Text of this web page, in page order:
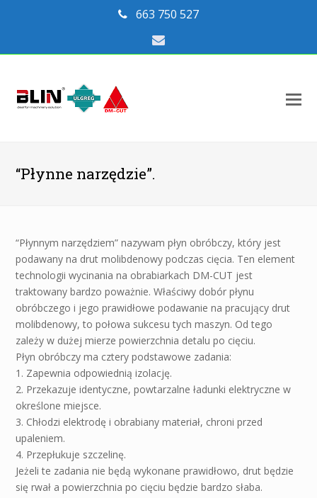
663 750 527
Email
“Płynne narzędzie”.
“Płynnym narzędziem” nazywam płyn obróbczy, który jest
podawany na drut molibdenowy podczas cięcia. Ten element
technologii wycinania na obrabiarkach DM-CUT jest
traktowany bardzo poważnie. Właściwy dobór płynu
obróbczego i jego prawidłowe podawanie na pracujący drut
molibdenowy, to połowa sukcesu tych maszyn. Od tego
zależy w dużej mierze powierzchnia detalu po cięciu.
Płyn obróbczy ma cztery podstawowe zadania:
1. Zapewnia odpowiednią izolację.
2. Przekazuje identyczne, powtarzalne ładunki elektryczne w
określone miejsce.
3. Chłodzi elektrodę i obrabiany materiał, chroni przed
upaleniem.
4. Przepłukuje szczelinę.
Jeżeli te zadania nie będą wykonane prawidłowo, drut będzie
się rwał a powierzchnia po cięciu będzie bardzo słaba.